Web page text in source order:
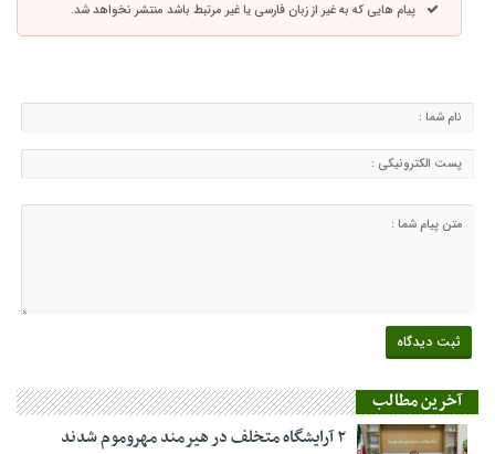
پیام هایی که به غیر از زبان فارسی یا غیر مرتبط باشد منتشر نخواهد شد.
آخرین مطالب
۲ آرایشگاه متخلف در هیرمند مهروموم شدند